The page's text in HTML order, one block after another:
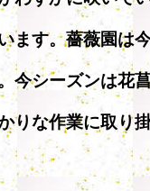
ます。薔薇園は
今シーズンは花
りな作業に取り